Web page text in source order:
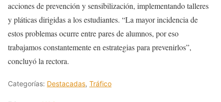
acciones de prevención y sensibilización, implementando talleres
y pláticas dirigidas a los estudiantes. “La mayor incidencia de
estos problemas ocurre entre pares de alumnos, por eso
trabajamos constantemente en estrategias para prevenirlos”,
concluyó la rectora.
Categorías: Destacadas, Tráfico